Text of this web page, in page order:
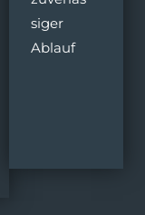
siger
Ablauf